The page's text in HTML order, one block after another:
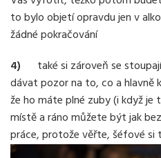
to bylo objetí opravdu jen v
žádné pokračování
4) také si zároveň se
dávat pozor na to, co a hlavně
že ho máte plné zuby (i když je
místě a ráno můžete být jak
práce, protože věřte, šéfové si